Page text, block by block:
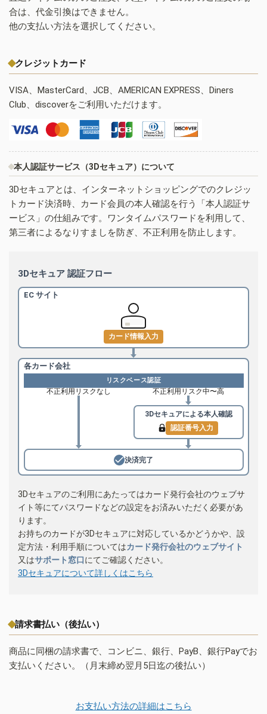
合は、代金引換はできません。
他の支払い方法を選択してください。
クレジットカード
VISA、MasterCard、JCB、AMERICAN EXPRESS、Diners
Club、discoverをご利用いただけます。
本人認証サービス（3Dセキュア）について
3Dセキュアとは、インターネットショッピングでのクレジッ
トカード決済時、カード会員の本人確認を行う「本人認証サ
ービス」の仕組みです。ワンタイムパスワードを利用して、
第三者によるなりすましを防ぎ、不正利用を防止します。
3Dセキュア 認証フロー
EC サイト
カード情報入力
各カード会社
リスクベース認証
不正利用リスクなし 不正利用リスク中〜高
3Dセキュアによる本人確認
認証番号入力
決済完了
3Dセキュアのご利用にあたってはカード発行会社のウェブサ
イト等にてパスワードなどの設定をお済みいただく必要があ
ります。
お持ちのカードが3Dセキュアに対応しているかどうかや、設
定方法・利用手順についてはカード発行会社のウェブサイト
又はサポート窓口にてご確認ください。
3Dセキュアについて詳しくはこちら
請求書払い（後払い）
商品に同梱の請求書で、コンビニ、銀行、PayB、銀行Payでお
支払いください。（月末締め翌月5日迄の後払い）
お支払い方法の詳細はこちら